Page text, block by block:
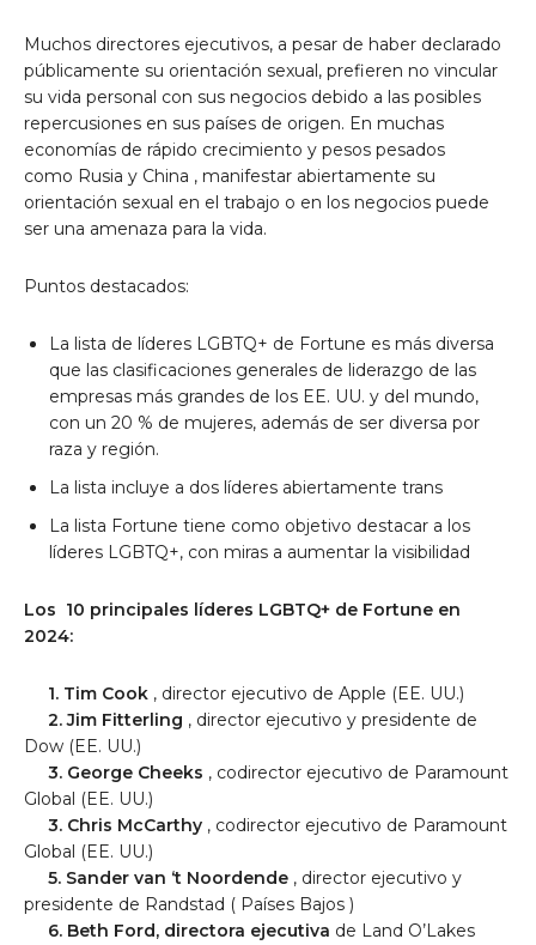
Muchos directores ejecutivos, a pesar de haber declarado
públicamente su orientación sexual, prefieren no vincular
su vida personal con sus negocios debido a las posibles
repercusiones en sus países de origen. En muchas
economías de rápido crecimiento y pesos pesados ​​
como Rusia y China , manifestar abiertamente su
orientación sexual en el trabajo o en los negocios puede
ser una amenaza para la vida.
Puntos destacados:
La lista de líderes LGBTQ+ de Fortune es más diversa
que las clasificaciones generales de liderazgo de las
empresas más grandes de los EE. UU. y del mundo,
con un 20 % de mujeres, además de ser diversa por
raza y región.
La lista incluye a dos líderes abiertamente trans
La lista Fortune tiene como objetivo destacar a los
líderes LGBTQ+, con miras a aumentar la visibilidad
Los 10 principales líderes LGBTQ+ de Fortune en
2024:
1. Tim Cook , director ejecutivo de Apple (EE. UU.)
2. Jim Fitterling , director ejecutivo y presidente de
Dow (EE. UU.)
3. George Cheeks , codirector ejecutivo de Paramount
Global (EE. UU.)
3. Chris McCarthy , codirector ejecutivo de Paramount
Global (EE. UU.)
5. Sander van ‘t Noordende , director ejecutivo y
presidente de Randstad ( Países Bajos )
6. Beth Ford, directora ejecutiva de Land O’Lakes